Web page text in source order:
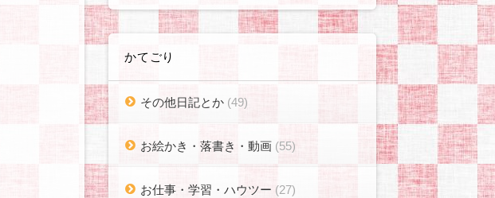
かてごり
その他日記とか (49)
お絵かき・落書き・動画 (55)
お仕事・学習・ハウツー (27)